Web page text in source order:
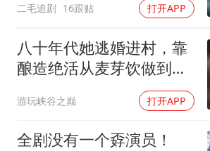
二毛追剧 16跟贴 打开APP
八十年代她逃婚进村，靠
酿造绝活从麦芽饮做到饮
游玩峡谷之巅 打开APP
全剧没有一个孬演员！